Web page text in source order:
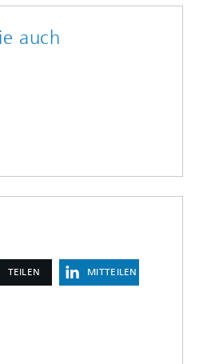
auch
TEILEN MITTEILEN